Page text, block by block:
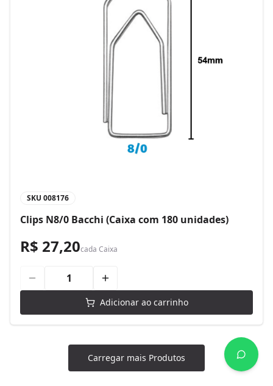
SKU 008176
Clips N8/0 Bacchi (Caixa com 180 unidades)
R$ 27,20cada Caixa
Adicionar ao carrinho
Carregar mais Produtos